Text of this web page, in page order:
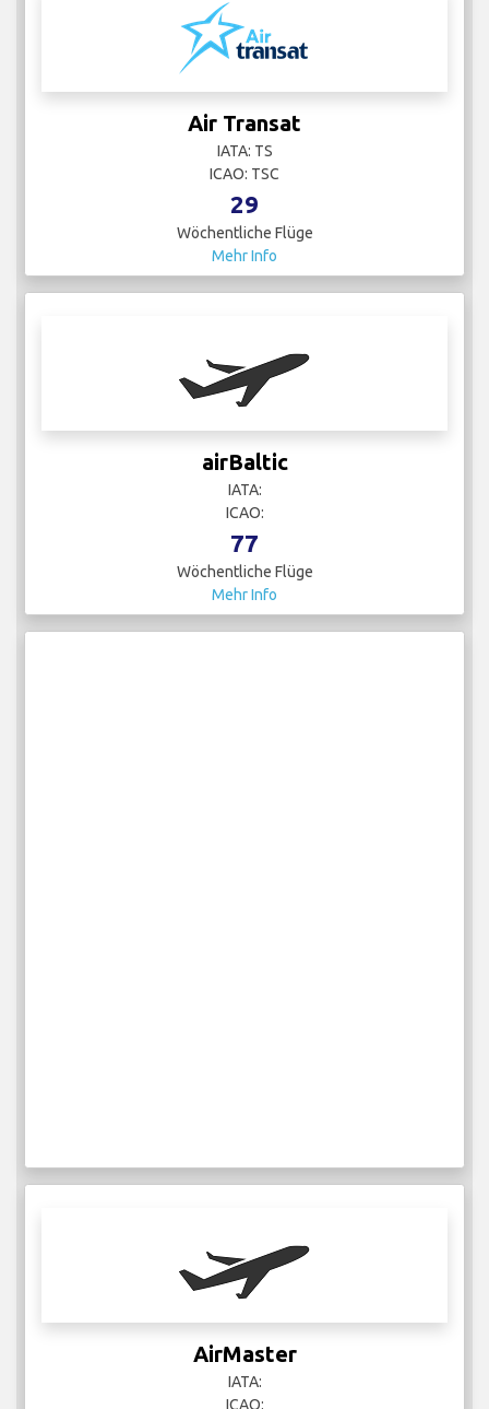
Air Transat
IATA: TS
ICAO: TSC
29
Wöchentliche Flüge
Mehr Info
airBaltic
IATA:
ICAO:
77
Wöchentliche Flüge
Mehr Info
AirMaster
IATA:
ICAO: